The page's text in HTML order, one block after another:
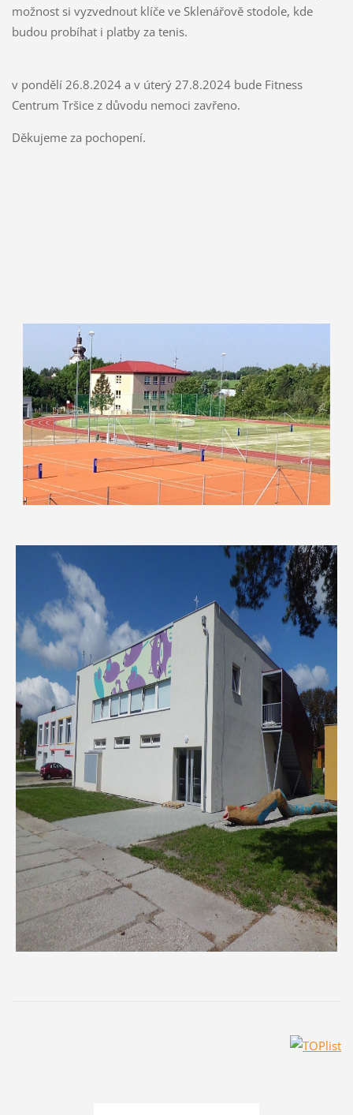
možnost si vyzvednout klíče ve Sklenářově stodole, kde
budou probíhat i platby za tenis.
v pondělí 26.8.2024 a v úterý 27.8.2024 bude Fitness
Centrum Tršice z důvodu nemoci zavřeno.
Děkujeme za pochopení.